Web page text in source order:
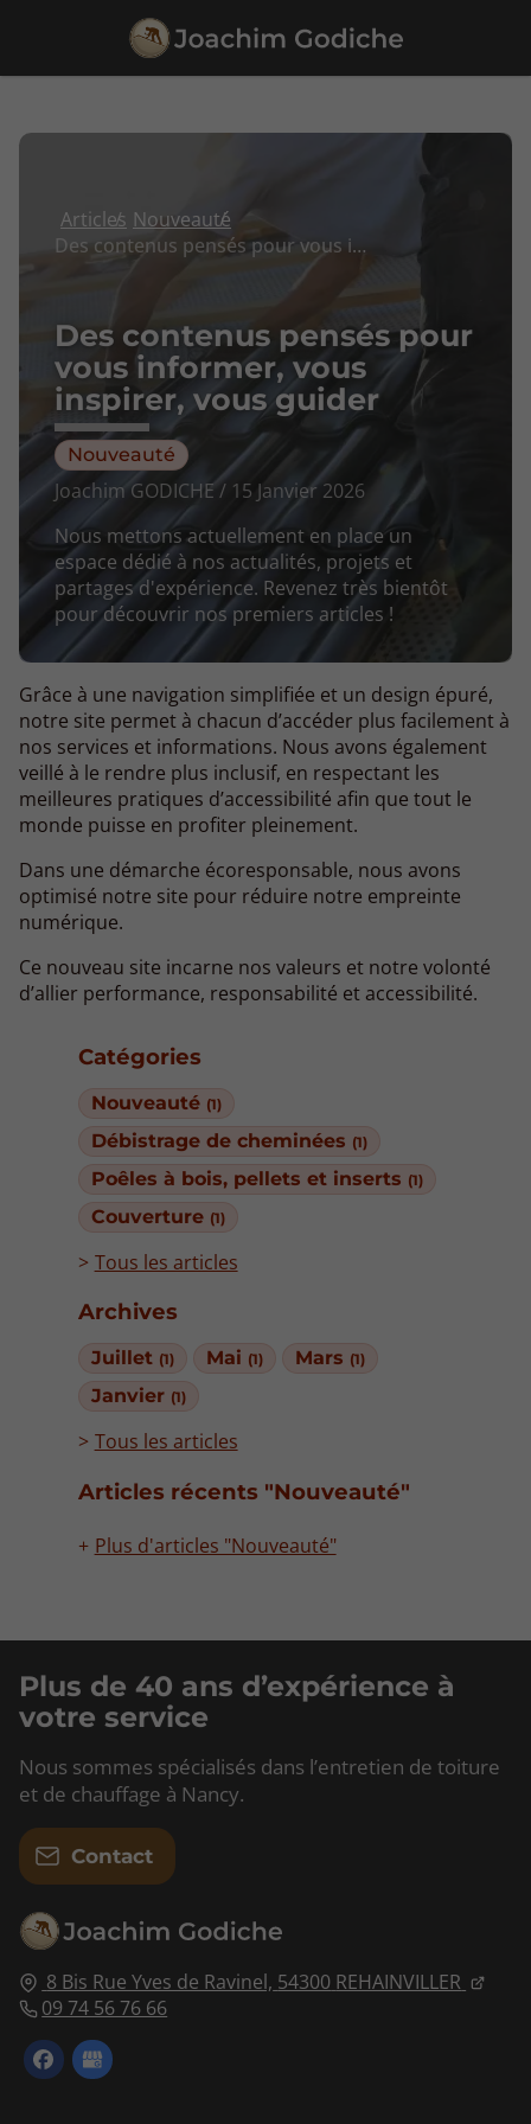
Catégories
Nouveauté (1)
Débistrage de cheminées (1)
Poêles à bois, pellets et inserts (1)
Couverture (1)
Tous les articles
Archives
Juillet (1) Mai (1) Mars (1)
Janvier (1)
Tous les articles
Articles récents "Nouveauté"
Plus d'articles "Nouveauté"
Articles Nouveauté
Des contenus pensés pour vous informer, vous inspirer, vous guider
Des contenus pensés pour
vous informer, vous
inspirer, vous guider
Nouveauté
Joachim GODICHE / 15 Janvier 2026
Nous mettons actuellement en place un
espace dédié à nos actualités, projets et
partages d'expérience. Revenez très bientôt
pour découvrir nos premiers articles !
Grâce à une navigation simplifiée et un design épuré,
notre site permet à chacun d’accéder plus facilement à
nos services et informations. Nous avons également
veillé à le rendre plus inclusif, en respectant les
meilleures pratiques d’accessibilité afin que tout le
monde puisse en profiter pleinement.
Dans une démarche écoresponsable, nous avons
optimisé notre site pour réduire notre empreinte
numérique.
Ce nouveau site incarne nos valeurs et notre volonté
d’allier performance, responsabilité et accessibilité.
8 Bis Rue Yves de Ravinel, 54300 REHAINVILLER
09 74 56 76 66
Plus de 40 ans d’expérience à
votre service
Nous sommes spécialisés dans l’entretien de toiture
et de chauffage à Nancy.
Contact